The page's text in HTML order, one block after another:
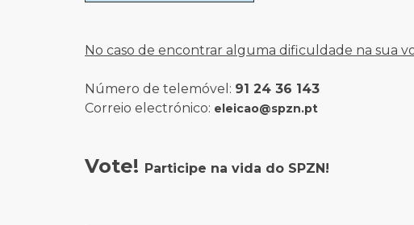
No caso de encontrar alguma dificuldade na sua
Número de telemóvel: 91 24 36 143
Correio electrónico: eleicao@spzn.pt
Vote! Participe na vida do SPZN!